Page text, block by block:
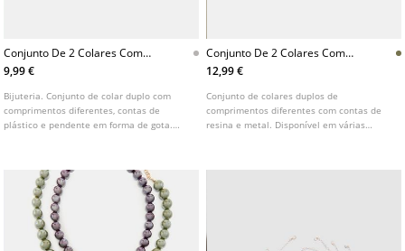
Conjunto De 2 Colares Com
Contas
9,99 €
Bijuteria. Conjunto de colar duplo com
comprimentos diferentes, contas de
plástico e pendente em forma de gota.
Conjunto De 2 Colares Com
Missangas
12,99 €
Conjunto de colares duplos de
comprimentos diferentes com contas de
resina e metal. Disponível em várias